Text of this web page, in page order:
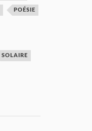
POÉSIE
SOLAIRE